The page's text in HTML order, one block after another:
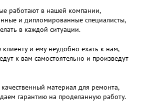
работают в нашей компании,
и дипломированные специалисты,
в каждой ситуации.
клиенту и ему неудобно ехать к нам,
к вам самостоятельно и произведут
материал для ремонта,
гарантию на проделанную работу.